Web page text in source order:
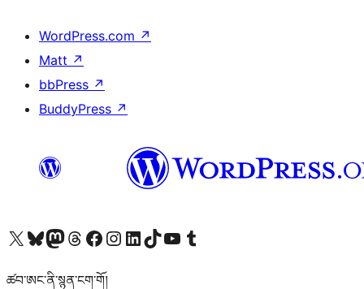
WordPress.com ↗
Matt ↗
bbPress ↗
BuddyPress ↗
Visit our X (formerly Twitter) account
Visit our Bluesky account
Visit our Mastodon account
Visit our Threads account
Visit our Facebook page
Visit our Instagram account
Visit our LinkedIn account
Visit our TikTok account
Visit our YouTube channel
Visit our Tumblr account
ཚབ་ཨང་ནི་སྙན་ངག་གོ།